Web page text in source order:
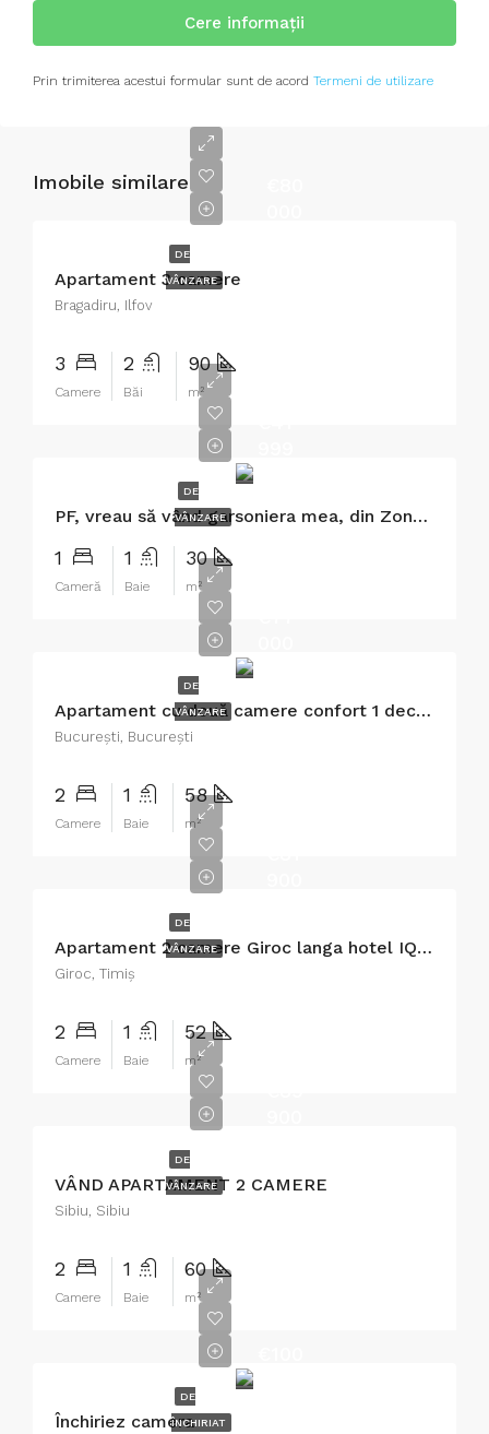
Cere informații
Prin trimiterea acestui formular sunt de acord Termeni de utilizare
Imobile similare
DE
VÂNZARE
Apartament 3 camere
Bragadiru, Ilfov
3
Camere
2
Băi
90
m²
DE
VÂNZARE PF, vreau să vând garsoniera mea, din Zona Piaţa Bistriţa, etajul IV, din Municipiul Piatra Neamt
1
Cameră
1
Baie
30
m²
DE
VÂNZARE Apartament cu două camere confort 1 decomandat zona Dristor
București, București
2
Camere
1
Baie
58
m²
DE
VÂNZARE Apartament 2 camere Giroc langa hotel IQ, complet mobilat
Giroc, Timiș
2
Camere
1
Baie
52
m²
DE
VÂNZARE
VÂND APARTAMENT 2 CAMERE
Sibiu, Sibiu
2
Camere
1
Baie
60
m²
DE
ÎNCHIRIAT
Închiriez camera